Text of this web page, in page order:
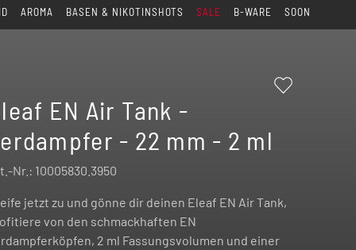
AROMA BASEN & NIKOTINSHOTS SALE B-WARE SOON
EN Air Tank -
- 22 mm - 2 ml
Nr.: 10005830.3950
jetzt zu und gönne dir deinen Eleaf EN Air Tank,
von den schmackhaften EN
2 ml Fassungsvolumen und einer